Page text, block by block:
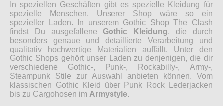
In speziellen Geschäften gibt es spezielle Kleidung für
spezielle Menschen. Unserer Shop wäre so ein
spezieller Laden. In unserem Gothic Shop The Clash
findst Du ausgefallene Gothic Kleidung, die durch
besonders genaue und detaillierte Verarbeitung und
qualitativ hochwertige Materialien auffällt. Unter den
Gothic Shops gehört unser Laden zu denjenigen, die dir
verschiedene Gothic-, Punk-, Rockabilly-, Army-,
Steampunk Stile zur Auswahl anbieten können. Vom
klassischen Gothic Kleid über Punk Rock Lederjacken
bis zu Cargohosen im Armystyle.